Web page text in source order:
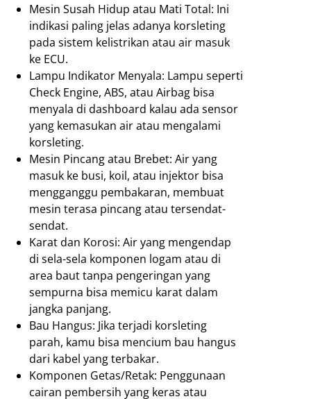
Mesin Susah Hidup atau Mati Total: Ini
indikasi paling jelas adanya korsleting
pada sistem kelistrikan atau air masuk
ke ECU.
Lampu Indikator Menyala: Lampu seperti
Check Engine, ABS, atau Airbag bisa
menyala di dashboard kalau ada sensor
yang kemasukan air atau mengalami
korsleting.
Mesin Pincang atau Brebet: Air yang
masuk ke busi, koil, atau injektor bisa
mengganggu pembakaran, membuat
mesin terasa pincang atau tersendat-
sendat.
Karat dan Korosi: Air yang mengendap
di sela-sela komponen logam atau di
area baut tanpa pengeringan yang
sempurna bisa memicu karat dalam
jangka panjang.
Bau Hangus: Jika terjadi korsleting
parah, kamu bisa mencium bau hangus
dari kabel yang terbakar.
Komponen Getas/Retak: Penggunaan
cairan pembersih yang keras atau